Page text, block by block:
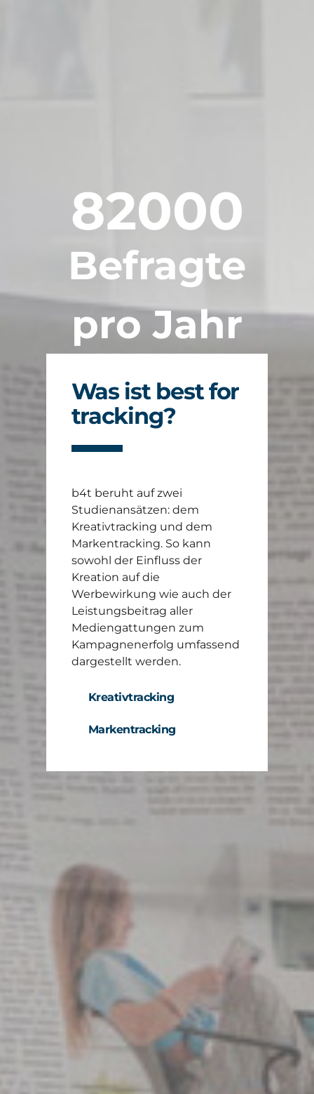
82000
Befragte
pro Jahr
Was ist best for
tracking?
b4t beruht auf zwei
Studienansätzen: dem
Kreativtracking und dem
Markentracking. So kann
sowohl der Einfluss der
Kreation auf die
Werbewirkung wie auch der
Leistungsbeitrag aller
Mediengattungen zum
Kampagnenerfolg umfassend
dargestellt werden.
Kreativtracking
Markentracking